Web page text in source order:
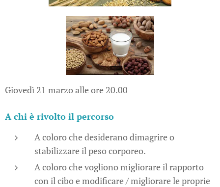
Giovedì 21 marzo alle ore 20.00
A chi è rivolto il percorso
A coloro che desiderano dimagrire o
stabilizzare il peso corporeo.
A coloro che vogliono migliorare il rapporto
con il cibo e modificare / migliorare le proprie